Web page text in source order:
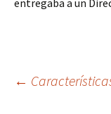
entregaba a un
←